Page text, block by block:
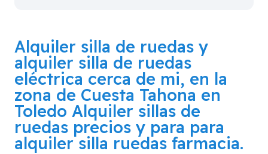
Alquiler silla de ruedas y
alquiler silla de ruedas
eléctrica cerca de mi, en la
zona de Cuesta Tahona en
Toledo Alquiler sillas de
ruedas precios y para para
alquiler silla ruedas farmacia.